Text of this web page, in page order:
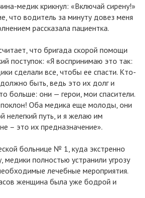
медик крикнул: «Включай сирену!»
что водитель за минуту довез меня
рассказала пациентка.
что бригада скорой помощи
поступок: «Я воспринимаю это так:
сделали все, чтобы ее спасти. Кто-
быть, ведь это их долг и
больше: они — герои, мои спасители.
Оба медика еще молоды, они
нелегкий путь, и я желаю им
– это их предназначение».
больнице № 1, куда экстренно
медики полностью устранили угрозу
лечебные мероприятия.
женщина была уже бодрой и